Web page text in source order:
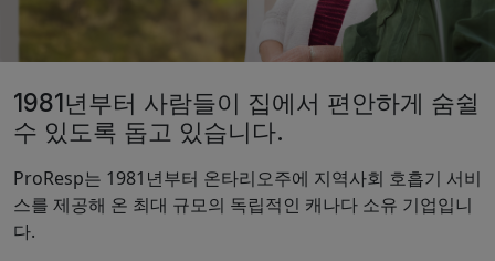
1981년부터 사람들이 집에서 편안하게 숨쉴
수 있도록 돕고 있습니다.
ProResp는 1981년부터 온타리오주에 지역사회 호흡기 서비
스를 제공해 온 최대 규모의 독립적인 캐나다 소유 기업입니
다.